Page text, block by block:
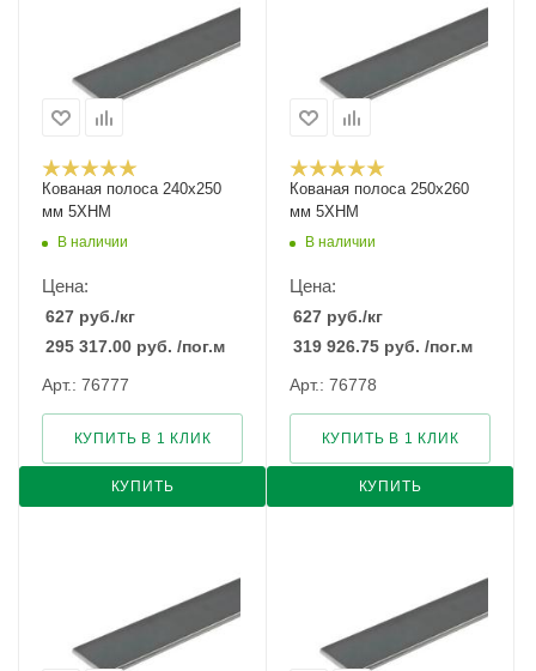
Кованая полоса 240x250
мм 5ХНМ
В наличии
Цена:
627 руб./кг
295 317.00 руб. /пог.м
Арт.: 76777
КУПИТЬ
КУПИТЬ В 1 КЛИК
Кованая полоса 250x260
мм 5ХНМ
В наличии
Цена:
627 руб./кг
319 926.75 руб. /пог.м
Арт.: 76778
КУПИТЬ
КУПИТЬ В 1 КЛИК